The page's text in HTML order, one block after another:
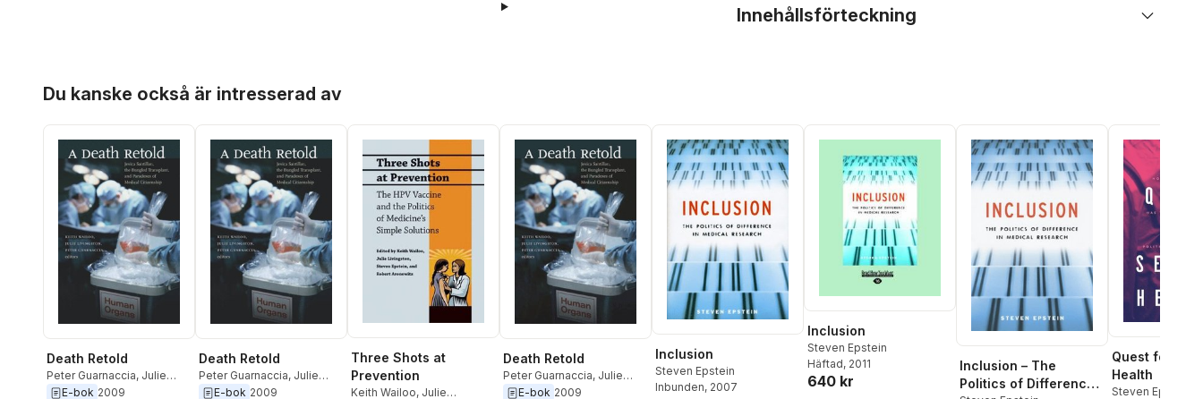
Innehållsförteckning
Du kanske också är intresserad av
Death Retold
Peter Guarnaccia, Julie
Livingston,Keith Wailoo
E-bok 2009
Death Retold
Peter Guarnaccia, Julie
Livingston,Keith Wailoo
E-bok 2009
Three Shots at
Prevention
Keith Wailoo, Julie
Death Retold
Peter Guarnaccia, Julie
Livingston,Keith Wailoo
E-bok 2009
Inclusion
Steven Epstein
Inbunden, 2007
Inclusion
Steven Epstein
Häftad, 2011
640 kr
Inclusion – The
Politics of Difference
Quest for
Health
Steven Epstein